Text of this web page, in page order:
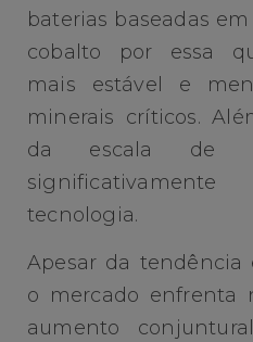
baterias baseadas
cobalto por essa
mais estável e
minerais críticos.
da escala de
tecnologia.
Apesar da tendência
o mercado enfrenta
aumento